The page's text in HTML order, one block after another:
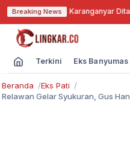
Breaking News
Kades Karanganyar
Terkini Eks Banyumas
Beranda
Eks Pati
Relawan Gelar Syukuran, Gus